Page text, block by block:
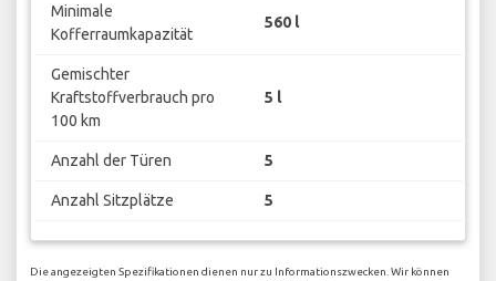
Minimale
Kofferraumkapazität
560 l
Gemischter
Kraftstoffverbrauch pro
100 km
5 l
Anzahl der Türen 5
Anzahl Sitzplätze 5
Die angezeigten Spezifikationen dienen nur zu Informationszwecken. Wir können